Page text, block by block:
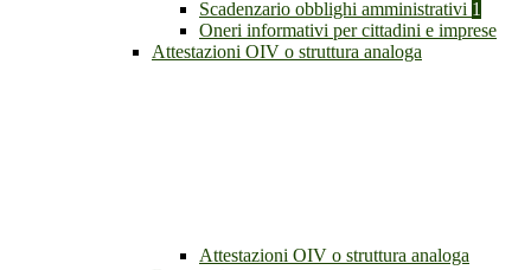
Scadenzario obblighi amministrativi 1
Oneri informativi per cittadini e imprese
Attestazioni OIV o struttura analoga
Attestazioni OIV o struttura analoga